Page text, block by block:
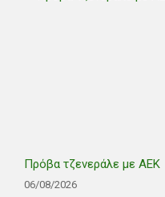
Πρόβα τζενεράλε με ΑΕΚ
06/08/2026